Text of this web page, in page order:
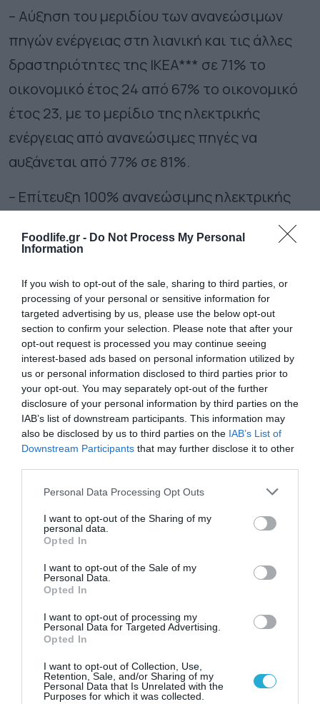
Foodlife.gr - Do Not Process My Personal
Information
If you wish to opt-out of the sale, sharing to third parties, or
processing of your personal or sensitive information for
targeted advertising by us, please use the below opt-out
section to confirm your selection. Please note that after your
opt-out request is processed you may continue seeing
interest-based ads based on personal information utilized by
us or personal information disclosed to third parties prior to
your opt-out. You may separately opt-out of the further
disclosure of your personal information by third parties on the
IAB’s list of downstream participants. This information may
also be disclosed by us to third parties on the IAB’s List of
Downstream Participants that may further disclose it to other
Please note that this website/app uses one or more Google
not limited to your visit or usage behaviour. You may click to
grant or deny consent to Google and its third-party tags to
use your data for below specified purposes in below Google
consent section.
Personal Data Processing Opt Outs
I want to opt-out of the Sharing of my
personal data.
Opted In
I want to opt-out of the Sale of my
Personal Data.
Opted In
I want to opt-out of processing my
Personal Data for Targeted Advertising.
Opted In
I want to opt-out of Collection, Use,
Retention, Sale, and/or Sharing of my
Personal Data that Is Unrelated with the
Purposes for which it was collected.
– Αύξηση του μεριδίου των ανανεώσιμων
πηγών ενέργειας στη λιανική και τις άλλες
δραστηριότητες της ΙΚΕΑ*** σε 71% το
οικονομικό έτος 24 από 67% το οικονομικό
έτος 23, με το μερίδιο της ηλεκτρικής
ενέργειας από ανανεώσιμες πηγές να
αυξάνεται από 77% σε 81%.
– Επίτευξη 100% ανανεώσιμης ηλεκτρικής
προμηθευτές, ανεβάζοντας το σύνολο σε 491
προμηθευτών μας).
– Μείωση των εκπομπών αερίων του
θερμοκηπίου (GHG) σε όλη την αλυσίδα
αξίας της ΙΚΕΑ, σε απόλυτους όρους,
συμπεριλαμβανομένων των υλικών, της
παραγωγής, των συστατικών τροφίμων και
της χρήσης των προϊόντων στο σπίτι
– Λανσάρισμα του καθιστού/στάσιμου
χάλυβα υψηλής αντοχής που επιτρέπει να
υλικών χωρίς να επηρεάζεται η ποιότητα.
τις εκπομπές αερίων του θερμοκηπίου.
– Μείωση της συνολικής κατανάλωσης
αφρού στα στρώματα κατά 20%